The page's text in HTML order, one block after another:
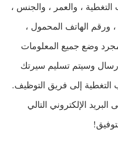
، والعمر ، والجنس ،
، ورقم الهاتف المحمول ،
وضع جميع المعلومات
وسيتم تسليم سيرتك
التغطية إلى فريق التوظيف.
الإلكتروني التالي